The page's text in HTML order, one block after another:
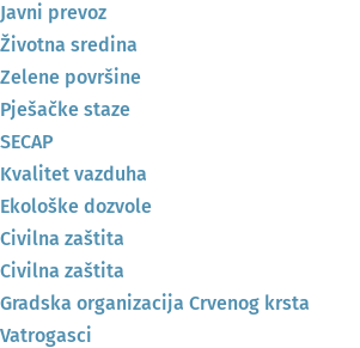
Javni prevoz
Životna sredina
Zelene površine
Pješačke staze
SECAP
Kvalitet vazduha
Ekološke dozvole
Civilna zaštita
Civilna zaštita
Gradska organizacija Crvenog krsta
Vatrogasci